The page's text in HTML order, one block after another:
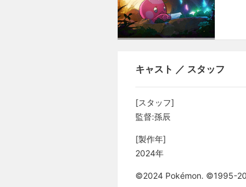
キャスト ／ スタッフ
[スタッフ]
監督:孫辰
[製作年]
2024年
©2024 Pokémon. ©1995-